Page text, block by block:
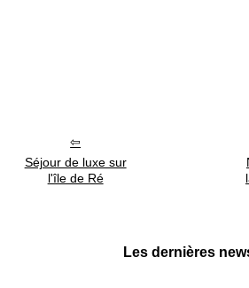
Séjour de luxe sur
l'île de Ré
Les dernières